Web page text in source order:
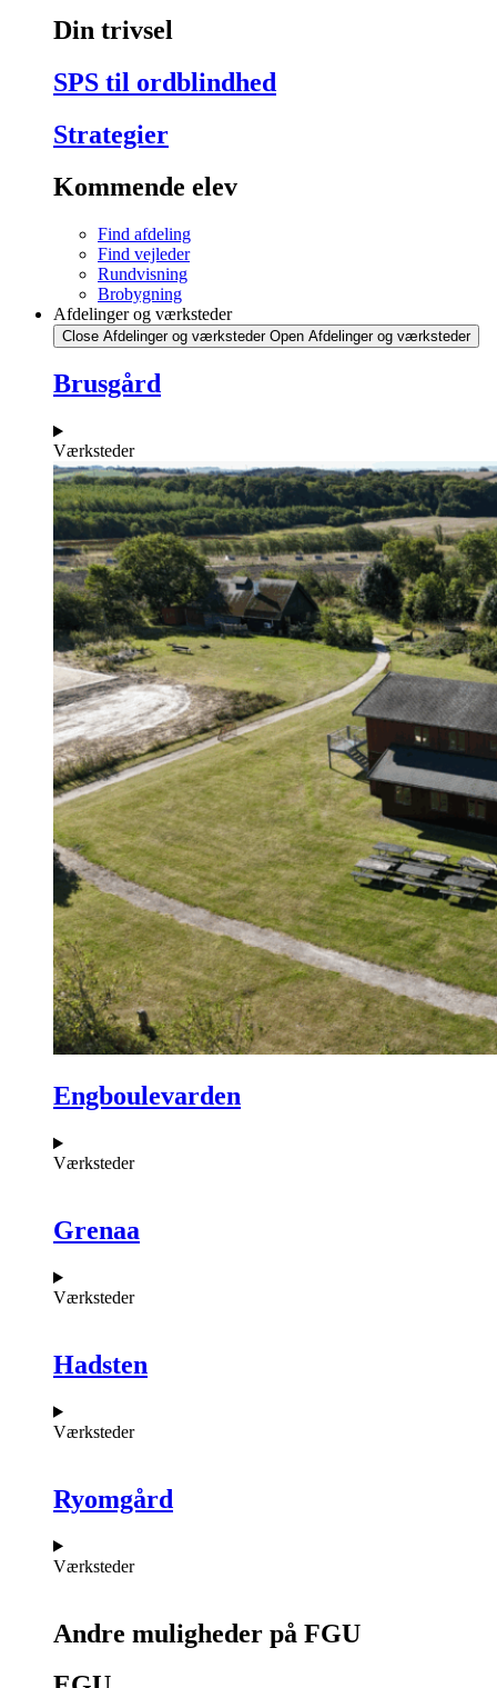
Din trivsel
SPS til ordblindhed
Strategier
Kommende elev
Find afdeling
Find vejleder
Rundvisning
Brobygning
Afdelinger og værksteder
Close Afdelinger og værksteder Open Afdelinger og værksteder
Brusgård
Værksteder
Engboulevarden
Værksteder
Grenaa
Værksteder
Hadsten
Værksteder
Ryomgård
Værksteder
Andre muligheder på FGU